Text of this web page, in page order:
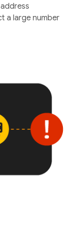
a large number